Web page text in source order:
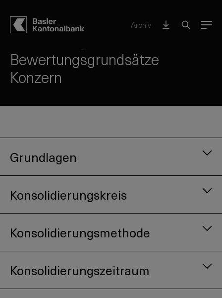
Archiv Menu
Konzern BKB – auf einen Blick
Bilanzierungs- und
Bewertungsgrundsätze
Konzern
Grundlagen
Konsolidierungskreis
Konsolidierungsmethode
Konsolidierungszeitraum